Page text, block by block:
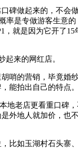
碑做起来的，不会
率是专做游客生意
就是因为它开了
起来的网红店。
哨的营销，毕竟婚
能拍出自己的特点。
地老店更看重口碑
外地人就加价，也
比如玉湖村石头寨